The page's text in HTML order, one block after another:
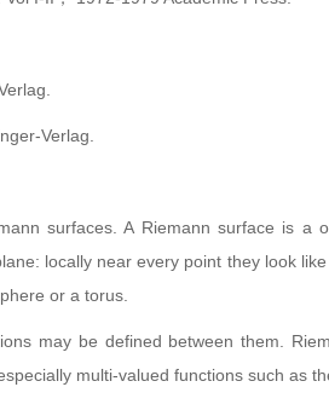
Verlag.
surfaces. A Riemann surface is a
locally near every point they look
or a torus.
may be defined between them.
multi-valued functions such as